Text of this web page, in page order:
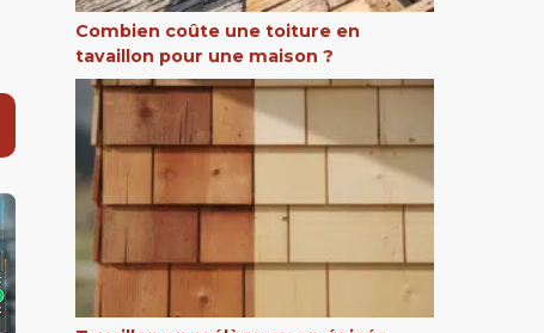
Combien coûte une toiture en
tavaillon pour une maison ?